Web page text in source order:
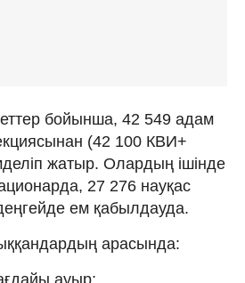
бойынша, 42 549 адам
(42 100 КВИ+
жатыр. Олардың ішінде
27 276 науқас
ем қабылдауда.
арасында:
ауыр;